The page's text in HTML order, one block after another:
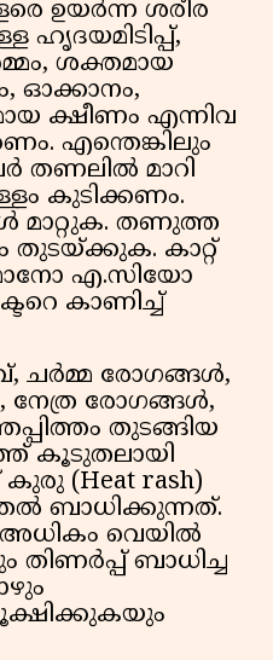
ഉയര്‍ന്ന ശരീര
ഹൃദയമിടിപ്പ്,
ശക്തമായ
ഓക്കാനം,
ക്ഷീണം എന്നിവ
എന്തെങ്കിലും
തണലില്‍ മാറി
കുടിക്കണം.
മാറ്റുക. തണുത്ത
തുടയ്ക്കുക. കാറ്റ്
എ.സിയോ
കാണിച്ച്
ചര്‍മ്മ രോഗങ്ങള്‍,
നേത്ര രോഗങ്ങള്‍,
തുടങ്ങിയ
കൂടുതലായി
(Heat rash)
ബാധിക്കുന്നത്.
വെയില്‍
ബാധിച്ച